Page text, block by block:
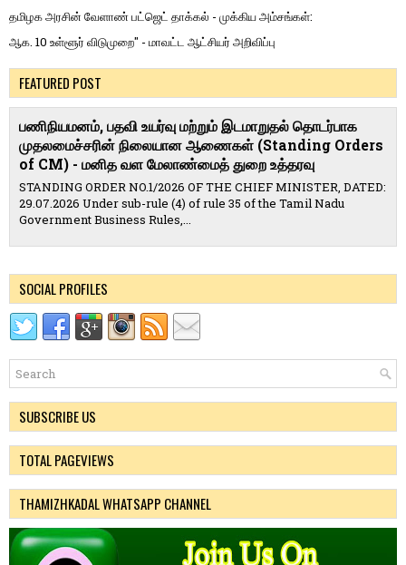
தமிழக அரசின் வேளாண் பட்ஜெட் தாக்கல் - முக்கிய அம்சங்கள்:
ஆக. 10 உள்ளூர் விடுமுறை" - மாவட்ட ஆட்சியர் அறிவிப்பு
FEATURED POST
பணிநியமனம், பதவி உயர்வு மற்றும் இடமாறுதல் தொடர்பாக
முதலமைச்சரின் நிலையான ஆணைகள் (Standing Orders
of CM) - மனித வள மேலாண்மைத் துறை உத்தரவு
STANDING ORDER NO.1/2026 OF THE CHIEF MINISTER, DATED:
29.07.2026 Under sub-rule (4) of rule 35 of the Tamil Nadu
Government Business Rules,...
SOCIAL PROFILES
SUBSCRIBE US
TOTAL PAGEVIEWS
THAMIZHKADAL WHATSAPP CHANNEL